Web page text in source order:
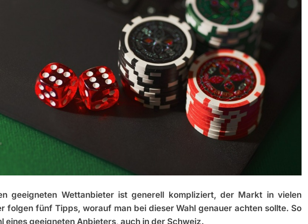
geeigneten Wettanbieter ist generell kompliziert, der Markt in vielen
folgen fünf Tipps, worauf man bei dieser Wahl genauer achten sollte. So
eines geeigneten Anbieters, auch in der Schweiz.